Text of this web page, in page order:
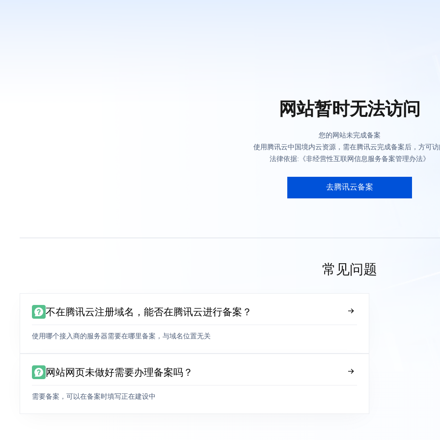
网站暂时无法访问
您的网站未完成备案
使用腾讯云中国境内云资源，需在腾讯云完成备案后，方可
法律依据:《非经营性互联网信息服务备案管理办法》
去腾讯云备案
常见问题
不在腾讯云注册域名，能否在腾讯云进行备案？
使用哪个接入商的服务器需要在哪里备案，与域名位置无关
网站网页未做好需要办理备案吗？
需要备案，可以在备案时填写正在建设中